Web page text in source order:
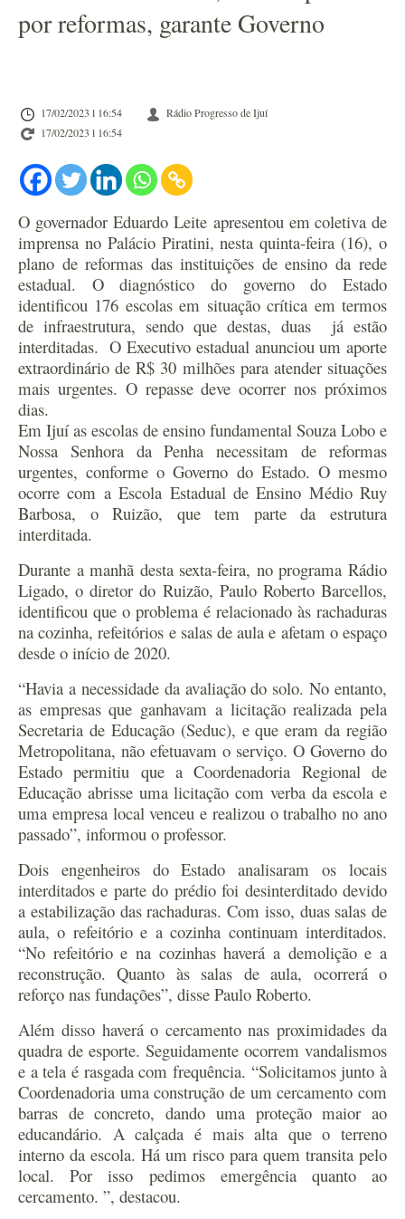
por reformas, garante Governo
17/02/2023 l 16:54
Rádio Progresso de Ijuí
17/02/2023 l 16:54
O governador Eduardo Leite apresentou em coletiva de
imprensa no Palácio Piratini, nesta quinta-feira (16), o
plano de reformas das instituições de ensino da rede
estadual. O diagnóstico do governo do Estado
identificou 176 escolas em situação crítica em termos
de infraestrutura, sendo que destas, duas já estão
interditadas. O Executivo estadual anunciou um aporte
extraordinário de R$ 30 milhões para atender situações
mais urgentes. O repasse deve ocorrer nos próximos
dias.
Em Ijuí as escolas de ensino fundamental Souza Lobo e
Nossa Senhora da Penha necessitam de reformas
urgentes, conforme o Governo do Estado. O mesmo
ocorre com a Escola Estadual de Ensino Médio Ruy
Barbosa, o Ruizão, que tem parte da estrutura
interditada.
Durante a manhã desta sexta-feira, no programa Rádio
Ligado, o diretor do Ruizão, Paulo Roberto Barcellos,
identificou que o problema é relacionado às rachaduras
na cozinha, refeitórios e salas de aula e afetam o espaço
desde o início de 2020.
“Havia a necessidade da avaliação do solo. No entanto,
as empresas que ganhavam a licitação realizada pela
Secretaria de Educação (Seduc), e que eram da região
Metropolitana, não efetuavam o serviço. O Governo do
Estado permitiu que a Coordenadoria Regional de
Educação abrisse uma licitação com verba da escola e
uma empresa local venceu e realizou o trabalho no ano
passado”, informou o professor.
Dois engenheiros do Estado analisaram os locais
interditados e parte do prédio foi desinterditado devido
a estabilização das rachaduras. Com isso, duas salas de
aula, o refeitório e a cozinha continuam interditados.
“No refeitório e na cozinhas haverá a demolição e a
reconstrução. Quanto às salas de aula, ocorrerá o
reforço nas fundações”, disse Paulo Roberto.
Além disso haverá o cercamento nas proximidades da
quadra de esporte. Seguidamente ocorrem vandalismos
e a tela é rasgada com frequência. “Solicitamos junto à
Coordenadoria uma construção de um cercamento com
barras de concreto, dando uma proteção maior ao
educandário. A calçada é mais alta que o terreno
interno da escola. Há um risco para quem transita pelo
local. Por isso pedimos emergência quanto ao
cercamento. ”, destacou.